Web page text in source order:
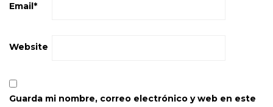
Email*
Website
Guarda mi nombre, correo electrónico y web en este